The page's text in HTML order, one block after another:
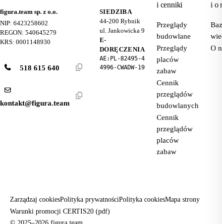
figura.team sp. z o.o.
NIP: 6423258602
REGON: 540645279
KRS: 0001148930
518 615 640
kontakt@figura.team
SIEDZIBA
44-200 Rybnik
ul. Jankowicka 9
E-
DORĘCZENIA
AE:PL-82495-4
4996-CWADW-19
i cenniki
Przeglądy
budowlane
Przeglądy
placów
zabaw
Cennik
przeglądów
budowlanych
Cennik
przeglądów
placów
zabaw
i o
O
Zarządzaj cookiesPolityka prywatnościPolityka cookiesMapa strony
Warunki promocji CERTIS20 (pdf)